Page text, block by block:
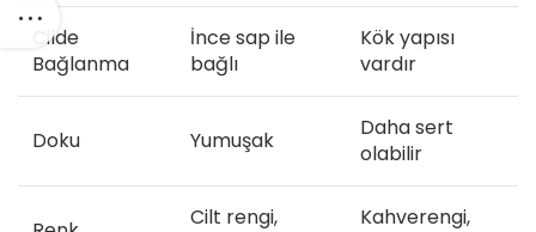
Cilde
Bağlanma
İnce sap ile
bağlı
Kök yapısı
vardır
Doku Yumuşak
Daha sert
olabilir
Cilt rengi,
Kahverengi,